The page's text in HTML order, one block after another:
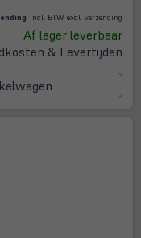
incl. BTW excl. verzending
Af lager leverbaar
& Levertijden